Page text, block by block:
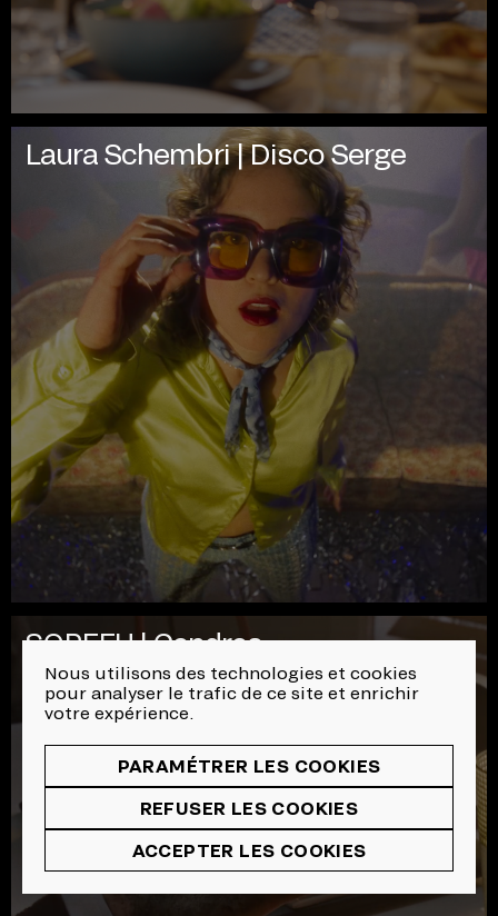
Nous utilisons des technologies et cookies
pour analyser le trafic de ce site et enrichir
votre expérience.
PARAMÉTRER LES COOKIES
REFUSER LES COOKIES
ACCEPTER LES COOKIES
Laura Schembri | Disco Serge
SOPFEU | Cendres